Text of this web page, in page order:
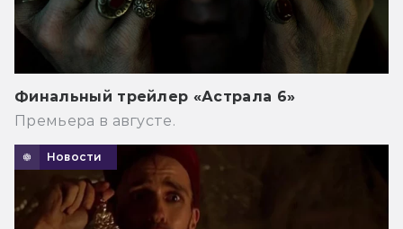
Финальный трейлер «Астрала 6»
Премьера в августе.
Новости